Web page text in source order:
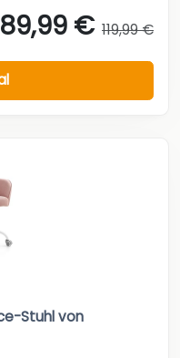
89,99 € 119,99 €
Stuhl von